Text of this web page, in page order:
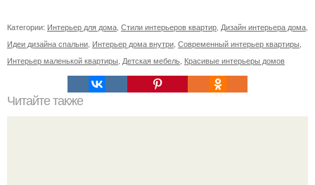
Категории: Интерьер для дома, Стили интерьеров квартир, Дизайн интерьера дома,
Идеи дизайна спальни, Интерьер дома внутри, Современный интерьер квартиры,
Интерьер маленькой квартиры, Детская мебель, Красивые интерьеры домов
Читайте также